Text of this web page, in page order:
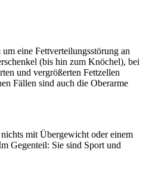
eine Fettverteilungsstörung an
(bis hin zum Knöchel), bei
und vergrößerten Fettzellen
Fällen sind auch die Oberarme
mit Übergewicht oder einem
Gegenteil: Sie sind Sport und